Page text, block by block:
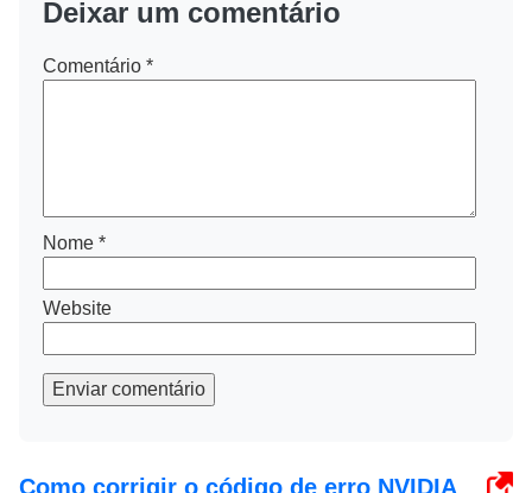
Deixar um comentário
Comentário *
Nome *
Website
Enviar comentário
Como corrigir o código de erro NVIDIA